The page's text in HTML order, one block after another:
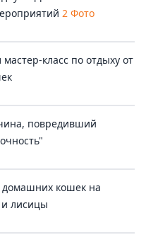
2 Фото
класс по отдыху от
повредивший
домашних кошек на
лисицы